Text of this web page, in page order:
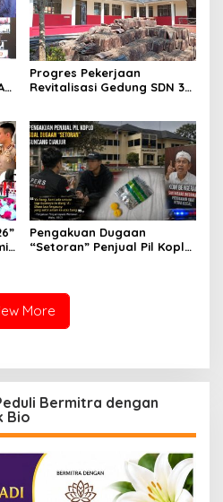
Progres Pekerjaan
Revitalisasi Gedung SDN 3
Pengakuan Dugaan
“Setoran” Penjual Pil Koplo
More
Bermitra dengan
Bio